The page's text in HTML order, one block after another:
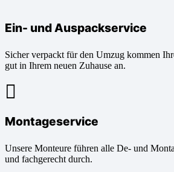
Ein- und Auspackservice
Sicher verpackt für den Umzug kommen
gut in Ihrem neuen Zuhause an.
Montageservice
Unsere Monteure führen alle De- und
und fachgerecht durch.